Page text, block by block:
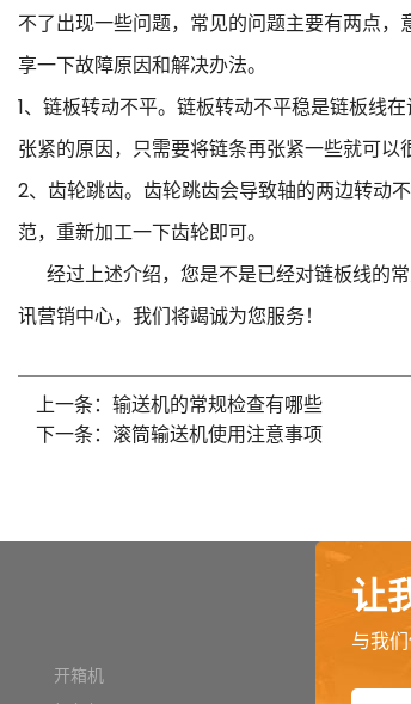
不了出现一些问题，常见的问题主要有两点
享一下故障原因和解决办法。
1、链板转动不平。链板转动不平稳是链板线
张紧的原因，只需要将链条再张紧一些就可以
2、齿轮跳齿。齿轮跳齿会导致轴的两边转动
范，重新加工一下齿轮即可。
经过上述介绍，您是不是已经对链板线的
讯营销中心，我们将竭诚为您服务！
上一条：输送机的常规检查有哪些
下一条：滚筒输送机使用注意事项
开箱机
让
与我